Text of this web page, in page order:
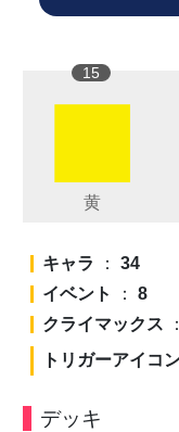
15
キャラ ： 34
イベント
： 8
クライマックス
トリガーアイコ
デッキ